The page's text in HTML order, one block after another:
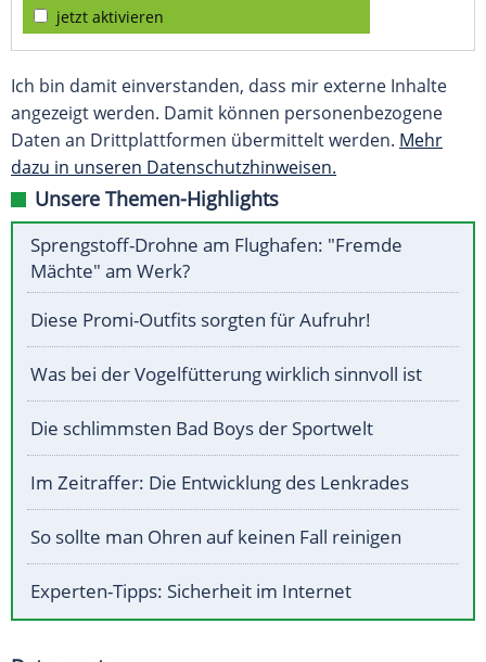
jetzt aktivieren
Ich bin damit einverstanden, dass mir externe Inhalte
angezeigt werden. Damit können personenbezogene
Daten an Drittplattformen übermittelt werden. Mehr
dazu in unseren Datenschutzhinweisen.
Unsere Themen-Highlights
Sprengstoff-Drohne am Flughafen: "Fremde
Mächte" am Werk?
Diese Promi-Outfits sorgten für Aufruhr!
Was bei der Vogelfütterung wirklich sinnvoll ist
Die schlimmsten Bad Boys der Sportwelt
Im Zeitraffer: Die Entwicklung des Lenkrades
So sollte man Ohren auf keinen Fall reinigen
Experten-Tipps: Sicherheit im Internet